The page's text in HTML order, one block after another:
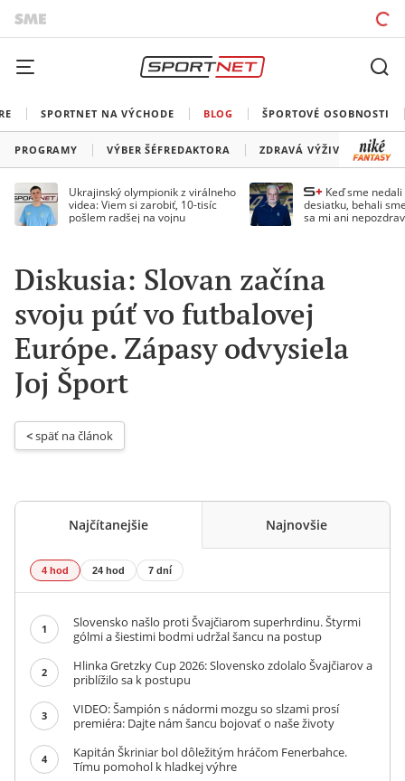
SPORTNET NA VÝCHODE BLOG ŠPORTOVÉ OSOBNOSTI
PROGRAMY VÝBER ŠÉFREDAKTORA ZDRAVÁ VÝŽIVA
Ukrajinský olympionik z virálneho
videa: Viem si zarobiť, 10-tisíc
pošlem radšej na vojnu
Keď sme
desiatku, behali
sa mi ani
Diskusia: Slovan začína
svoju púť vo futbalovej
Európe. Zápasy odvysiela
Joj Šport
< späť na článok
Najčítanejšie Najnovšie
4 hod 24 hod 7 dní
1
Slovensko našlo proti Švajčiarom superhrdinu. Štyrmi
gólmi a šiestimi bodmi udržal šancu na postup
2
Hlinka Gretzky Cup 2026: Slovensko zdolalo Švajčiarov a
priblížilo sa k postupu
3
VIDEO: Šampión s nádormi mozgu so slzami prosí
premiéra: Dajte nám šancu bojovať o naše životy
4
Kapitán Škriniar bol dôležitým hráčom Fenerbahce.
Tímu pomohol k hladkej výhre